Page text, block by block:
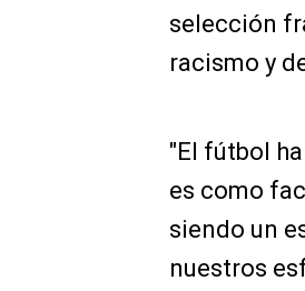
selección
racismo y
"El fútbol
es como
siendo un
nuestros